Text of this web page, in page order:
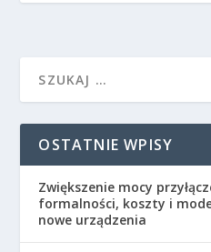
OSTATNIE WPISY
Zwiększenie mocy
formalności, koszty i
nowe urządzenia